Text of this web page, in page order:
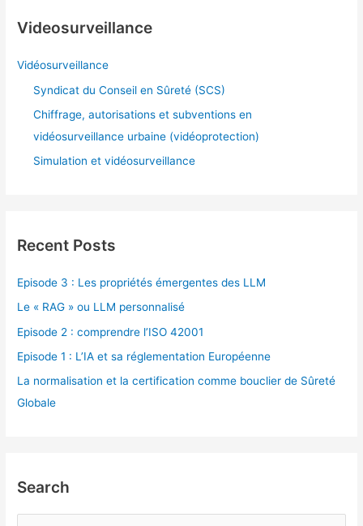
Videosurveillance
Vidéosurveillance
Syndicat du Conseil en Sûreté (SCS)
Chiffrage, autorisations et subventions en
vidéosurveillance urbaine (vidéoprotection)
Simulation et vidéosurveillance
Recent Posts
Episode 3 : Les propriétés émergentes des LLM
Le « RAG » ou LLM personnalisé
Episode 2 : comprendre l’ISO 42001
Episode 1 : L’IA et sa réglementation Européenne
La normalisation et la certification comme bouclier de Sûreté
Globale
Search